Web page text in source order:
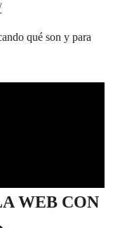
qué son y para
WEB CON